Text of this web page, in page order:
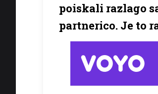
poiskali razlago
partnerico. Je to